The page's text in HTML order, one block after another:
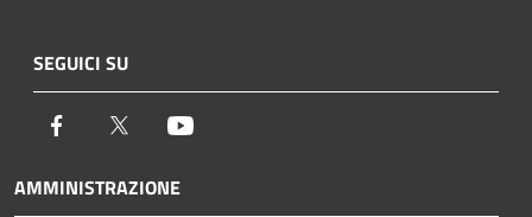
SEGUICI SU
Facebook Twitter
AMMINISTRAZIONE